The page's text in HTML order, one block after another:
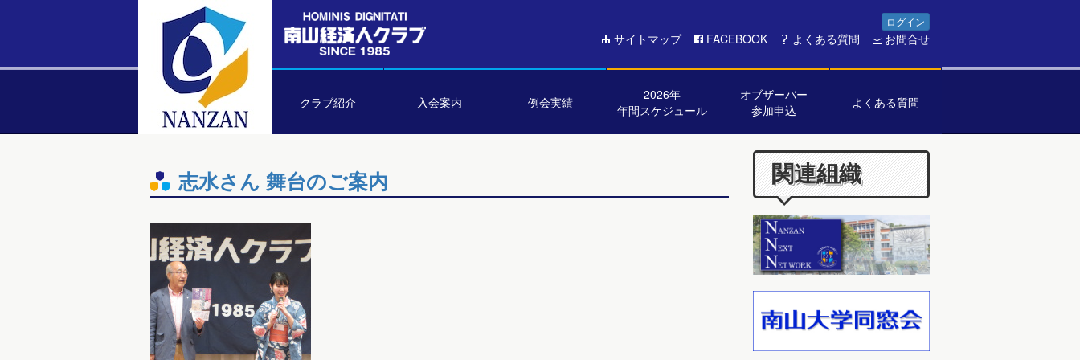
ログイン
サイトマップ FACEBOOK よくある質問 お問合せ
クラブ紹介 入会案内 例会実績
2026年
年間スケジュール
オブザーバー
参加申込
よくある質問
志水さん 舞台のご案内 関連組織